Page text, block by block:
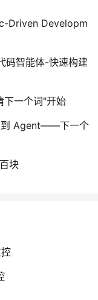
Driven Developm
码智能体-快速构建
下一个词"开始
到 Agent——下一个
块